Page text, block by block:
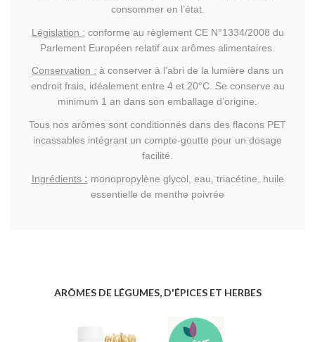
consommer en l’état.
Législation : conforme au règlement CE N°1334/2008 du
Parlement Européen relatif aux arômes alimentaires.
Conservation : à conserver à l’abri de la lumière dans un
endroit frais, idéalement entre 4 et 20°C. Se conserve au
minimum 1 an dans son emballage d’origine.
Tous nos arômes sont conditionnés dans des flacons PET
incassables intégrant un compte-goutte pour un dosage
facilité.
Ingrédients : monopropylène glycol, eau, triacétine, huile
essentielle de menthe poivrée
ARÔMES DE LÉGUMES, D'ÉPICES ET HERBES